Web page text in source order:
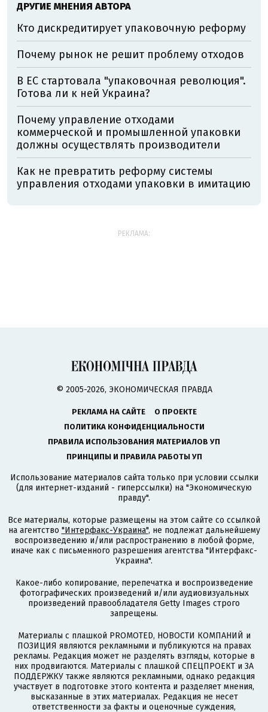
ДРУГИЕ МНЕНИЯ АВТОРА
Кто дискредитирует упаковочную реформу
Почему рынок не решит проблему отходов
В ЕС стартовала "упаковочная революция".
Готова ли к ней Украина?
Почему управление отходами
коммерческой и промышленной упаковки
должны осуществлять производители
Как не превратить реформу системы
управления отходами упаковки в имитацию
РЕКЛАМА:
© 2005-2026, ЭКОНОМИЧЕСКАЯ ПРАВДА
РЕКЛАМА НА САЙТЕ
О ПРОЕКТЕ
ПОЛИТИКА КОНФИДЕНЦИАЛЬНОСТИ
ПРАВИЛА ИСПОЛЬЗОВАНИЯ МАТЕРИАЛОВ УП
ПРИНЦИПЫ И ПРАВИЛА РАБОТЫ УП
Использование материалов сайта только при условии ссылки
(для интернет-изданий - гиперссылки) на "Экономическую
правду".
Все материалы, которые размещены на этом сайте со ссылкой
на агентство "Интерфакс-Украина", не подлежат дальнейшему
воспроизведению и/или распространению в любой форме,
иначе как с письменного разрешения агентства "Интерфакс-
Украина".
Какое-либо копирование, перепечатка и воспроизведение
фотографических произведений и/или аудиовизуальных
произведений правообладателя Getty Images строго
запрещены.
Материалы с плашкой PROMOTED, НОВОСТИ КОМПАНИЙ и
ПОЗИЦИЯ являются рекламными и публикуются на правах
рекламы. Редакция может не разделять взгляды, которые в
них продвигаются. Материалы с плашкой СПЕЦПРОЕКТ и ЗА
ПОДДЕРЖКУ также являются рекламными, однако редакция
участвует в подготовке этого контента и разделяет мнения,
высказанные в этих материалах. Редакция не несет
ответственности за факты и оценочные суждения,